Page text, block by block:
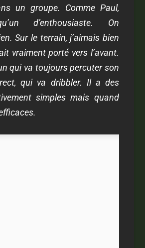
un groupe. Comme Paul,
d’enthousiaste. On
Sur le terrain, j’aimais bien
vraiment porté vers l’avant.
qui va toujours percuter son
qui va dribbler. Il a des
simples mais quand